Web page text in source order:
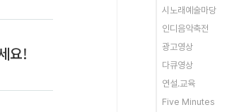
시노래예술마당
인디음악축전
광고영상
다큐영상
연설.교육
Five Minutes